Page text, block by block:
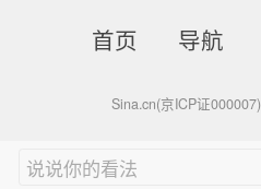
首页 导航
Sina.cn(京ICP证000007)
说说你的看法